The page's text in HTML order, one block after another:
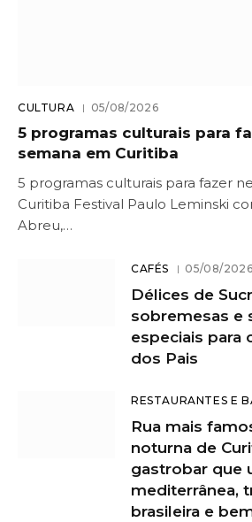
CULTURA 05/08/2026
5 programas culturais para
semana em Curitiba
5 programas culturais para fazer
Curitiba Festival Paulo Leminski
Abreu,…
CAFÉS 05/08/2026
Délices de
sobremesas e
especiais para
dos Pais
RESTAURANTES E
Rua mais
noturna de
gastrobar que
mediterrânea,
brasileira e